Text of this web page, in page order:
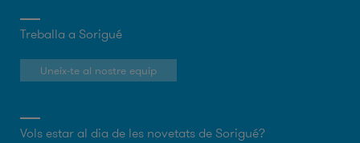
Treballa a Sorigué
Uneix-te al nostre equip
Vols estar al dia de les novetats de Sorigué?